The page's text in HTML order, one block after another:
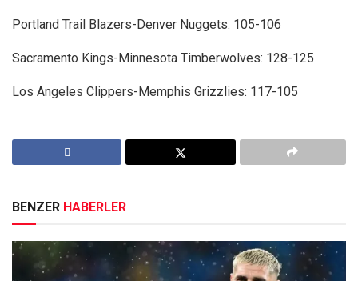
Portland Trail Blazers-Denver Nuggets: 105-106
Sacramento Kings-Minnesota Timberwolves: 128-125
Los Angeles Clippers-Memphis Grizzlies: 117-105
BENZER HABERLER